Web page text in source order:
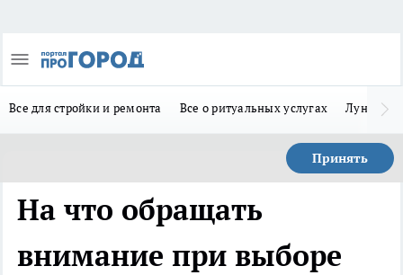
Все для стройки и ремонта Все о ритуальных услугах Лунно-
Принять
На что обращать
внимание при выборе